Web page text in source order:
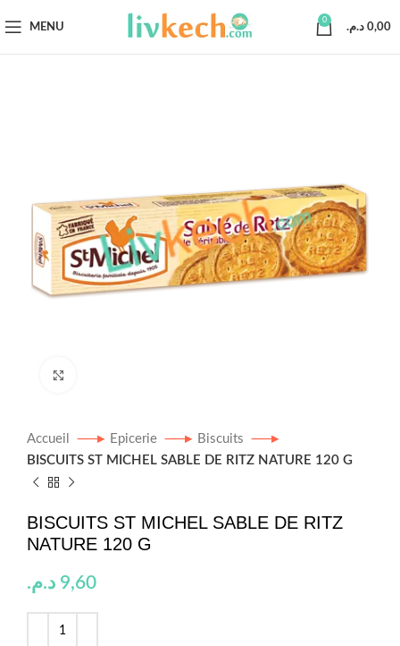
MENU
0
0,00 د.م.
Accueil Epicerie
Biscuits
BISCUITS ST MICHEL SABLE DE RITZ NATURE 120 G
BISCUITS ST MICHEL SABLE DE RITZ
NATURE 120 G
9,60 د.م.